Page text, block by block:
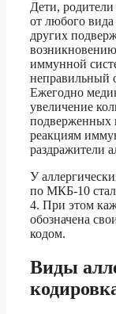
Дети,
от любого вида
других
иммунной
неправильный
Ежегодно
увеличение
подверженных
реакциям
раздражители
У
по МКБ-10
4. При этом
обозначена
кодом.
Виды